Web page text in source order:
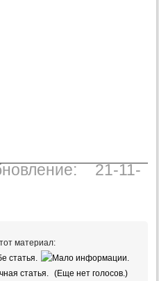
21-11-
материал:
(Еще нет голосов.)